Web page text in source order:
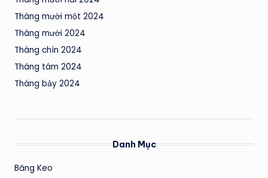
Tháng mười một 2024
Tháng mười 2024
Tháng chín 2024
Tháng tám 2024
Tháng bảy 2024
Danh Mục
Băng Keo